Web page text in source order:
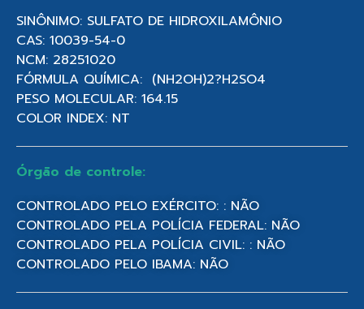
SINÔNIMO: SULFATO DE HIDROXILAMÔNIO
CAS: 10039-54-0
NCM: 28251020
FÓRMULA QUÍMICA: (NH2OH)2?H2SO4
PESO MOLECULAR: 164.15
COLOR INDEX: NT
Órgão de controle:
CONTROLADO PELO EXÉRCITO: : NÃO
CONTROLADO PELA POLÍCIA FEDERAL: NÃO
CONTROLADO PELA POLÍCIA CIVIL: : NÃO
CONTROLADO PELO IBAMA: NÃO